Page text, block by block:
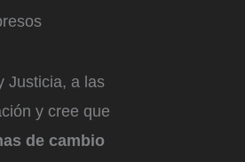
Justicia, a las
y cree que
de cambio